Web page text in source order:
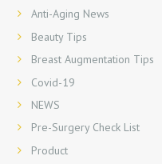
Anti-Aging News
Beauty Tips
Breast Augmentation Tips
Covid-19
NEWS
Pre-Surgery Check List
Product